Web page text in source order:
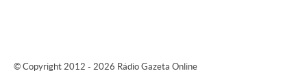
© Copyright 2012 - 2026 Rádio Gazeta Online